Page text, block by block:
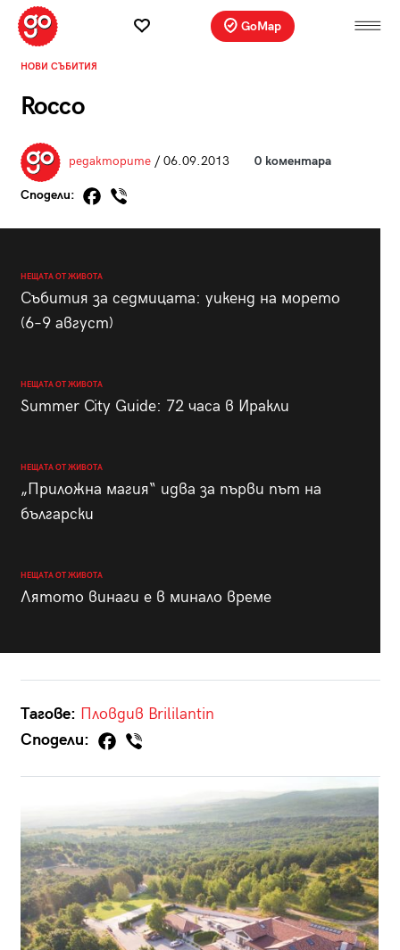
GoMap
НОВИ СЪБИТИЯ
Rocco
редакторите/ 06.09.2013 0 коментара
Сподели:
НЕЩАТА ОТ ЖИВОТА
Събития за седмицата: уикенд на морето
(6–9 август)
НЕЩАТА ОТ ЖИВОТА
Summer City Guide: 72 часа в Иракли
НЕЩАТА ОТ ЖИВОТА
„Приложна магия“ идва за първи път на
български
НЕЩАТА ОТ ЖИВОТА
Лятото винаги е в минало време
Тагове: Пловдив Brililantin
Сподели: